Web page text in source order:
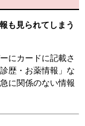
も見られてしまう
にカードに記載さ
歴・お薬情報」な
に関係のない情報